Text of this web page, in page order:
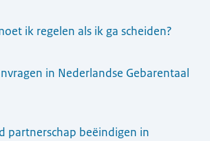
ik regelen als ik ga scheiden?
in Nederlandse Gebarentaal
partnerschap beëindigen in